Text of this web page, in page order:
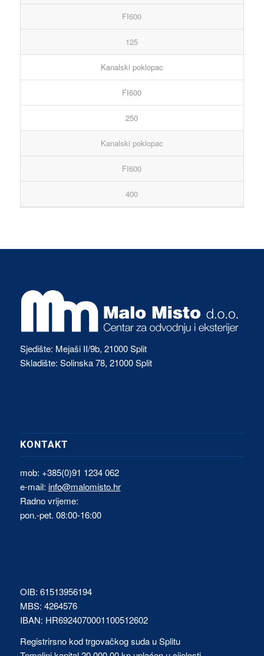
FI600
125
Kanalski poklopac
FI600
250
Kanalski poklopac
FI600
400
Sjedište: Mejaši II/9b, 21000 Split
Skladište: Solinska 78, 21000 Split
KONTAKT
mob: +385(0)91 1234 062
e-mail: info@malomisto.hr
Radno vrijeme:
pon.-pet. 08:00-16:00
OIB: 61513956194
MBS: 4264576
IBAN: HR6924070001100512602
Registrirsno kod trgovačkog suda u Splitu